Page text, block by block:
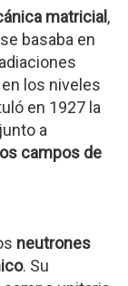
matricial,
basaba en
los niveles
en 1927 la
a
campos de
neutrones
. Su